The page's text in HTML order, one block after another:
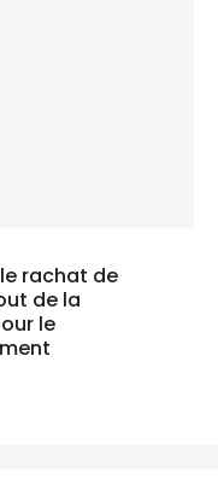
rachat de
de la
le